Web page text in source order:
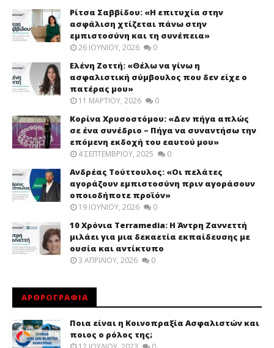
Ρίτσα Σαββίδου: «Η επιτυχία στην
ασφάλιση χτίζεται πάνω στην
εμπιστοσύνη και τη συνέπεια»
26 ΙΟΥΝΊΟΥ, 2026 0
Ελένη Ζοττή: «Θέλω να γίνω η
ασφαλιστική σύμβουλος που δεν είχε ο
πατέρας μου»
11 ΜΑΡΤΊΟΥ, 2026 0
Κορίνα Χρυσοστόμου: «Δεν πήγα απλώς
σε ένα συνέδριο – Πήγα να συναντήσω την
επόμενη εκδοχή του εαυτού μου»
4 ΣΕΠΤΕΜΒΡΊΟΥ, 2025 0
Ανδρέας Τούττουλος: «Οι πελάτες
αγοράζουν εμπιστοσύνη πριν αγοράσουν
οποιοδήποτε προϊόν»
19 ΙΟΥΝΊΟΥ, 2026 0
10 Χρόνια Terramedia: Η Άντρη Ζαννεττή
μιλάει για μια δεκαετία εκπαίδευσης με
ουσία και αντίκτυπο
3 ΑΠΡΙΛΊΟΥ, 2026 0
ΑΡΘΡΟΓΡΑΦΙΑ
Ποια είναι η Κοινοπραξία Ασφαλιστών και
ποιος ο ρόλος της;